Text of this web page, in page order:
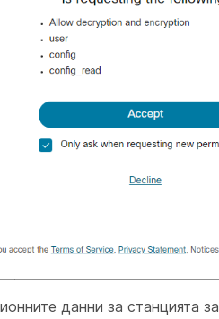
данни за станцията за